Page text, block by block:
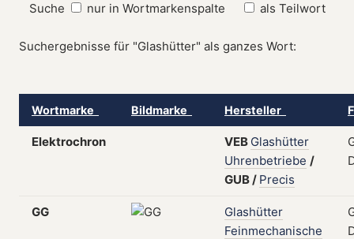
Suche nur in Wortmarkenspalte als Teilwort
Suchergebnisse für "Glashütter" als ganzes Wort:
Wortmarke Bildmarke Hersteller
Elektrochron VEB Glashütter
Uhrenbetriebe /
GUB/ Precis
GG
Glashütter
Feinmechanische